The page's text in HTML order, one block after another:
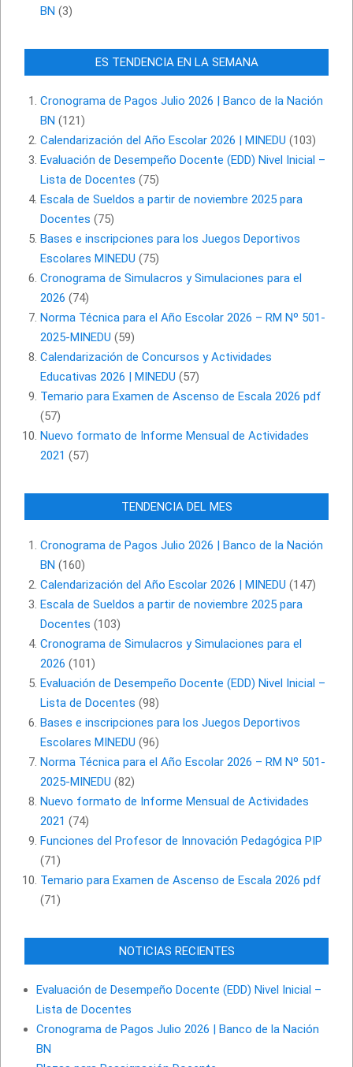
BN (3)
ES TENDENCIA EN LA SEMANA
Cronograma de Pagos Julio 2026 | Banco de la Nación
BN (121)
Calendarización del Año Escolar 2026 | MINEDU (103)
Evaluación de Desempeño Docente (EDD) Nivel Inicial –
Lista de Docentes (75)
Escala de Sueldos a partir de noviembre 2025 para
Docentes (75)
Bases e inscripciones para los Juegos Deportivos
Escolares MINEDU (75)
Cronograma de Simulacros y Simulaciones para el
2026 (74)
Norma Técnica para el Año Escolar 2026 – RM Nº 501-
2025-MINEDU (59)
Calendarización de Concursos y Actividades
Educativas 2026 | MINEDU (57)
Temario para Examen de Ascenso de Escala 2026 pdf
(57)
Nuevo formato de Informe Mensual de Actividades
2021 (57)
TENDENCIA DEL MES
Cronograma de Pagos Julio 2026 | Banco de la Nación
BN (160)
Calendarización del Año Escolar 2026 | MINEDU (147)
Escala de Sueldos a partir de noviembre 2025 para
Docentes (103)
Cronograma de Simulacros y Simulaciones para el
2026 (101)
Evaluación de Desempeño Docente (EDD) Nivel Inicial –
Lista de Docentes (98)
Bases e inscripciones para los Juegos Deportivos
Escolares MINEDU (96)
Norma Técnica para el Año Escolar 2026 – RM Nº 501-
2025-MINEDU (82)
Nuevo formato de Informe Mensual de Actividades
2021 (74)
Funciones del Profesor de Innovación Pedagógica PIP
(71)
Temario para Examen de Ascenso de Escala 2026 pdf
(71)
NOTICIAS RECIENTES
Evaluación de Desempeño Docente (EDD) Nivel Inicial –
Lista de Docentes
Cronograma de Pagos Julio 2026 | Banco de la Nación
BN